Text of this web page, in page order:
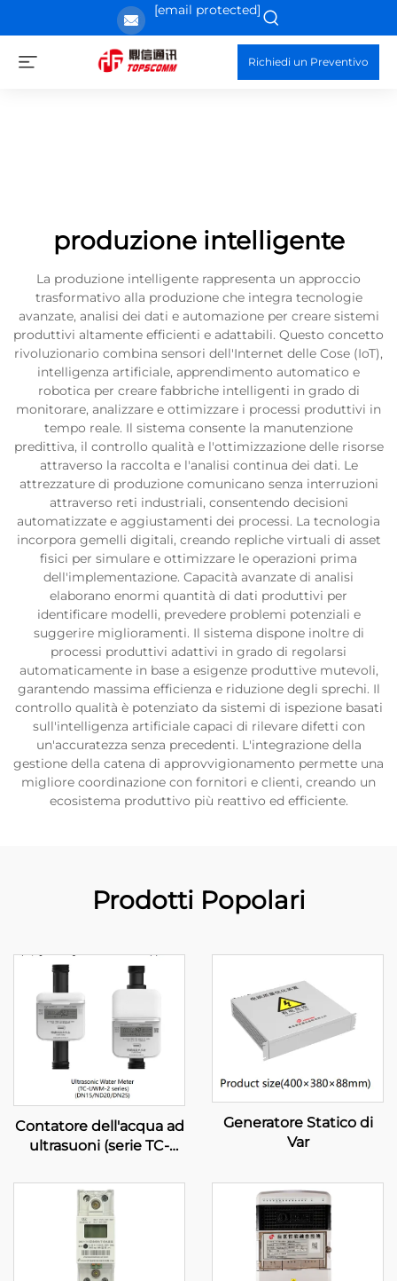
[email protected]
Richiedi un Preventivo
produzione intelligente
La produzione intelligente rappresenta un approccio
trasformativo alla produzione che integra tecnologie
avanzate, analisi dei dati e automazione per creare sistemi
produttivi altamente efficienti e adattabili. Questo concetto
rivoluzionario combina sensori dell'Internet delle Cose (IoT),
intelligenza artificiale, apprendimento automatico e
robotica per creare fabbriche intelligenti in grado di
monitorare, analizzare e ottimizzare i processi produttivi in
tempo reale. Il sistema consente la manutenzione
predittiva, il controllo qualità e l'ottimizzazione delle risorse
attraverso la raccolta e l'analisi continua dei dati. Le
attrezzature di produzione comunicano senza interruzioni
attraverso reti industriali, consentendo decisioni
automatizzate e aggiustamenti dei processi. La tecnologia
incorpora gemelli digitali, creando repliche virtuali di asset
fisici per simulare e ottimizzare le operazioni prima
dell'implementazione. Capacità avanzate di analisi
elaborano enormi quantità di dati produttivi per
identificare modelli, prevedere problemi potenziali e
suggerire miglioramenti. Il sistema dispone inoltre di
processi produttivi adattivi in grado di regolarsi
automaticamente in base a esigenze produttive mutevoli,
garantendo massima efficienza e riduzione degli sprechi. Il
controllo qualità è potenziato da sistemi di ispezione basati
sull'intelligenza artificiale capaci di rilevare difetti con
un'accuratezza senza precedenti. L'integrazione della
gestione della catena di approvvigionamento permette una
migliore coordinazione con fornitori e clienti, creando un
ecosistema produttivo più reattivo ed efficiente.
Prodotti Popolari
Contatore dell'acqua ad
ultrasuoni (serie TC-
Generatore Statico di
Var